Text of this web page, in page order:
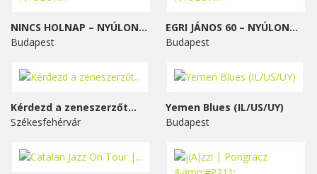
NINCS HOLNAP – NYÚLON...
Budapest
EGRI JÁNOS 60 – NYÚLON...
Budapest
Kérdezd a zeneszerzőt...
Székesfehérvár
Yemen Blues (IL/US/UY)
Budapest